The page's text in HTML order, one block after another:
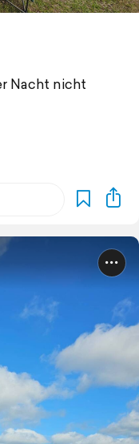
Nacht nicht